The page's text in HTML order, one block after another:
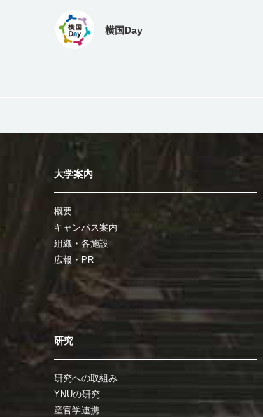
横国Day
大学案内
概要
キャンパス案内
組織・各施設
広報・PR
研究
研究への取組み
YNUの研究
産官学連携